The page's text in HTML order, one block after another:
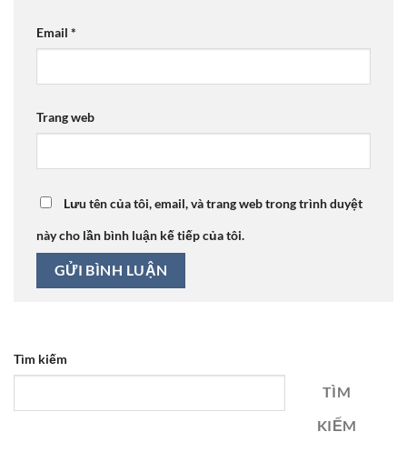
Email *
Trang web
Lưu tên của tôi, email, và trang web trong trình duyệt
này cho lần bình luận kế tiếp của tôi.
Tìm kiếm
TÌM
KIẾM